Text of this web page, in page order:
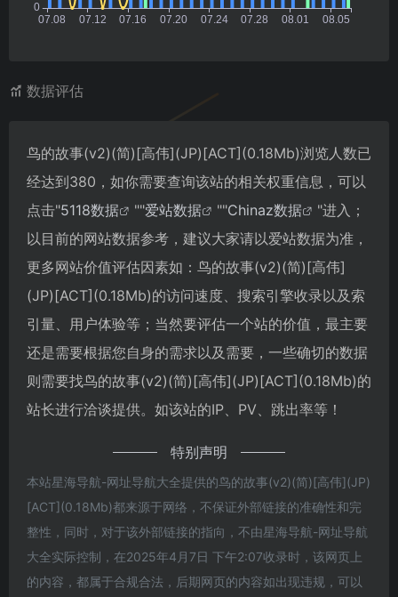
数据评估
鸟的故事(v2)(简)[高伟](JP)[ACT](0.18Mb)浏览人数已
经达到380，如你需要查询该站的相关权重信息，可以
点击"5118数据 ""爱站数据 ""Chinaz数据
"进入；
以目前的网站数据参考，建议大家请以爱站数据为准，
更多网站价值评估因素如：鸟的故事(v2)(简)[高伟]
(JP)[ACT](0.18Mb)的访问速度、搜索引擎收录以及索
引量、用户体验等；当然要评估一个站的价值，最主要
还是需要根据您自身的需求以及需要，一些确切的数据
则需要找鸟的故事(v2)(简)[高伟](JP)[ACT](0.18Mb)的
站长进行洽谈提供。如该站的IP、PV、跳出率等！
特别声明
本站星海导航-网址导航大全提供的鸟的故事(v2)(简)[高伟](JP)
[ACT](0.18Mb)都来源于网络，不保证外部链接的准确性和完
整性，同时，对于该外部链接的指向，不由星海导航-网址导航
大全实际控制，在2025年4月7日 下午2:07收录时，该网页上
的内容，都属于合规合法，后期网页的内容如出现违规，可以